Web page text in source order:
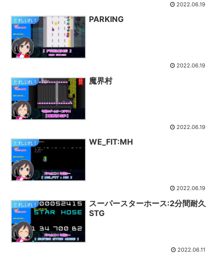
2022.06.19
とれぷれ！ PARKING
2022.06.19
とれぷれ！ 魔界村
2022.06.19
とれぷれ！ WE_FIT:MH
2022.06.19
とれぷれ！
スーパースターホース:2分間耐久
STG
2022.06.11